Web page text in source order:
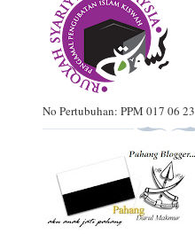
No Pertubuhan: PPM 017 06